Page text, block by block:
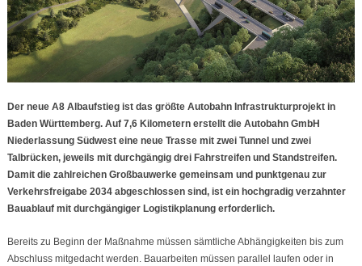
Der neue A8 Albaufstieg ist das größte Autobahn Infrastrukturprojekt in
Baden Württemberg. Auf 7,6 Kilometern erstellt die Autobahn GmbH
Niederlassung Südwest eine neue Trasse mit zwei Tunnel und zwei
Talbrücken, jeweils mit durchgängig drei Fahrstreifen und Standstreifen.
Damit die zahlreichen Großbauwerke gemeinsam und punktgenau zur
Verkehrsfreigabe 2034 abgeschlossen sind, ist ein hochgradig verzahnter
Bauablauf mit durchgängiger Logistikplanung erforderlich.
Bereits zu Beginn der Maßnahme müssen sämtliche Abhängigkeiten bis zum
Abschluss mitgedacht werden. Bauarbeiten müssen parallel laufen oder in